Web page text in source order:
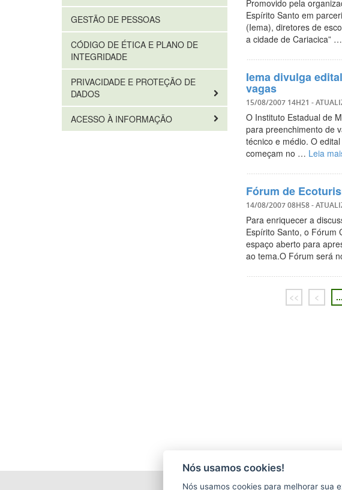
GESTÃO DE PESSOAS
CÓDIGO DE ÉTICA E PLANO DE
INTEGRIDADE
PRIVACIDADE E PROTEÇÃO DE
DADOS
ACESSO À INFORMAÇÃO
Promovido pela
Espírito Santo em
(Iema), diretores de
a cidade de Cariacica” …
Iema divulga
vagas
15/08/2007 14H21 -
O Instituto Estadual de
para preenchimento de
técnico e médio. O
começam no … Leia
Fórum de
14/08/2007 08H58-
Para enriquecer a
Espírito Santo, o Fórum
espaço aberto para
ao tema.O Fórum será
<< < ...
Nós usamos cookies!
Nós usamos cookies para melhorar sua